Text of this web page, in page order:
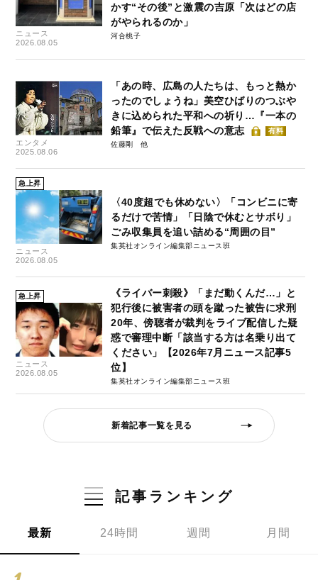
ニュース
2026.08.05
かす“その後”と激震の吉原「次はどの店
がやられるのか」
河合桃子
エンタメ
2025.08.06
「あの時、広島の人たちは、もっと熱か
ったのでしょうね」美空ひばりのつぶや
きに込められた平和への祈り…『一本の
鉛筆』で伝えた反戦への意志
有料
佐藤剛
急上昇
ニュース
2026.08.05
〈40度超でも休めない〉「コンビニに寄
るだけで苦情」「日陰で休むとサボり」
ごみ収集員を追い詰める“周囲の目”
集英社オンライン編集部ニュース班
急上昇
ニュース
2026.08.05
《ライバー刺殺》「まだ動くんだ…」と
犯行後に被害者の頭を蹴った被告に求刑
20年、傍聴者が裁判をライブ配信した疑
惑で審理中断「該当する方は名乗り出て
ください」【2026年7月ニュース記事5
位】
集英社オンライン編集部ニュース班
新着記事一覧を見る
記事ランキング
最新 24時間 週間 月間